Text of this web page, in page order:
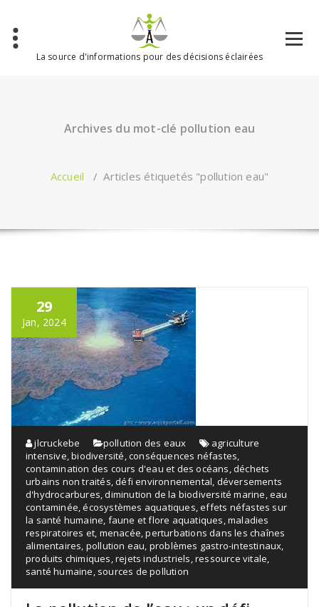
contenu
La source d'informations pour des décisions éclairées
Archives du mot-clé pollution eau
Accueil /Articles étiquetés "pollution eau"
29
Jan, 2024
jlcruckebe pollution des eaux
agriculture
intensive ,biodiversité ,conséquences néfastes
contamination des cours d'eau et des océans ,déchets
urbains non traités ,défi environnemental déversements
d'hydrocarbures ,diminution de la biodiversité marine ,eau
contaminée ,écosystèmes aquatiques ,effets néfastes sur
la santé humaine faune et flore aquatiques ,maladies
respiratoires et menacée ,perturbations dans les chaînes
alimentaires pollution eau problèmes gastro-intestinaux
produits chimiques ,rejets industriels ,ressource vitale
santé humaine sources de pollution